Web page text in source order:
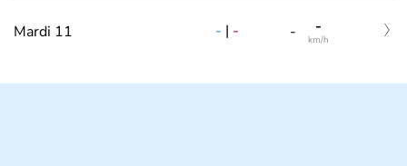
Mardi 11 - | - - -
km/h